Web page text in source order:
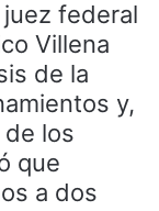
federal
Villena
de la
y,
los
que
a dos